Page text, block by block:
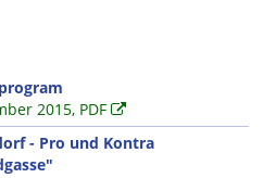
2015, PDF
- Pro und Kontra